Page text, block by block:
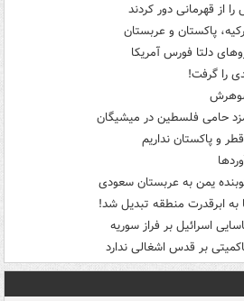
از قهرمانی دور کردند
پاکستان و عربستان
دلتا فورس آمریکا
را گرفت!
شوهرش
حامی فلسطین در میشیگان
و پاکستان نداریم
یمن به عربستان سعودی
به ابرقدرت منطقه تبدیل شد!
اسرائیل بر فراز سوریه
بر قدس اشغالی ندارد